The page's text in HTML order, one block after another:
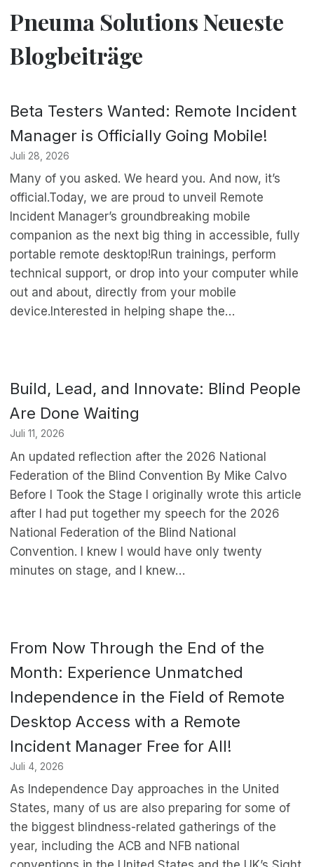
Pneuma Solutions Neueste
Blogbeiträge
Beta Testers Wanted: Remote Incident
Manager is Officially Going Mobile!
Juli 28, 2026
Many of you asked. We heard you. And now, it’s
official.Today, we are proud to unveil Remote
Incident Manager’s groundbreaking mobile
companion as the next big thing in accessible, fully
portable remote desktop!Run trainings, perform
technical support, or drop into your computer while
out and about, directly from your mobile
device.Interested in helping shape the…
Build, Lead, and Innovate: Blind People
Are Done Waiting
Juli 11, 2026
An updated reflection after the 2026 National
Federation of the Blind Convention By Mike Calvo
Before I Took the Stage I originally wrote this article
after I had put together my speech for the 2026
National Federation of the Blind National
Convention. I knew I would have only twenty
minutes on stage, and I knew…
From Now Through the End of the
Month: Experience Unmatched
Independence in the Field of Remote
Desktop Access with a Remote
Incident Manager Free for All!
Juli 4, 2026
As Independence Day approaches in the United
States, many of us are also preparing for some of
the biggest blindness-related gatherings of the
year, including the ACB and NFB national